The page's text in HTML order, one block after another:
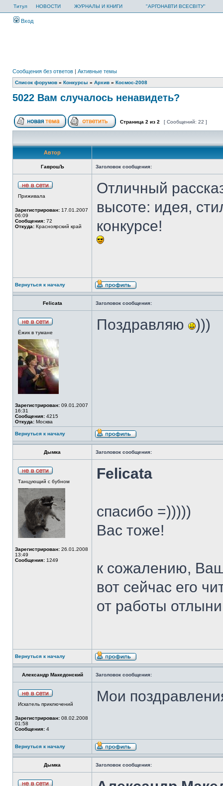
Титул НОВОСТИ ЖУРНАЛЫ И КНИГИ "АРГОНАВТИ ВСЕСВІТУ"
Вход
Сообщения без ответов | Активные темы
Список форумов » Конкурсы » Архив » Космос-2008
5022 Вам случалось ненавидеть?
Страница 2 из 2 [ Сообщений: 22 ]
Автор
ГаврошЪ Заголовок сообщения:
Приживала
Зарегистрирован: 17.01.2007
06:09
Сообщения: 72
Откуда: Красноярский край
Отличный
высоте: идея,
конкурсе!
Вернуться к началу
Felicata Заголовок сообщения:
Ёжик в тумане
Зарегистрирован: 09.01.2007
16:31
Сообщения: 4215
Откуда: Москва
Поздравляю )))
Вернуться к началу
Дымка Заголовок сообщения:
Танцующий с бубном
Зарегистрирован: 26.01.2008
13:49
Сообщения: 1249
Felicata
спасибо =)))))
Вас тоже!
к сожалению,
вот сейчас его
от работы
Вернуться к началу
Александр Македонский Заголовок сообщения:
Искатель приключений
Зарегистрирован: 08.02.2008
01:58
Сообщения: 4
Мои
Вернуться к началу
Дымка Заголовок сообщения: